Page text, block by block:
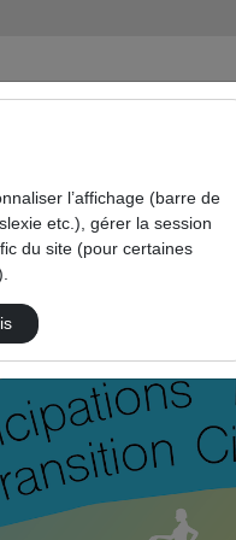
l’affichage (barre de
etc.), gérer la session
du site (pour certaines